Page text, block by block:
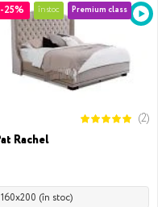
-25% în stoc Premium class
(2)
Pat Rachel
160x200 (în stoc)